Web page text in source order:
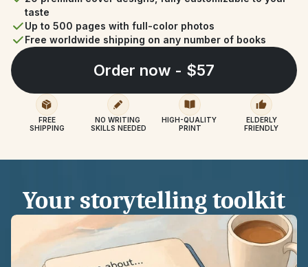
taste
Up to 500 pages with full-color photos
Free worldwide shipping on any number of books
Order now - $57
FREE
SHIPPING
NO WRITING
SKILLS NEEDED
HIGH-QUALITY
PRINT
ELDERLY
FRIENDLY
Your storytelling toolkit